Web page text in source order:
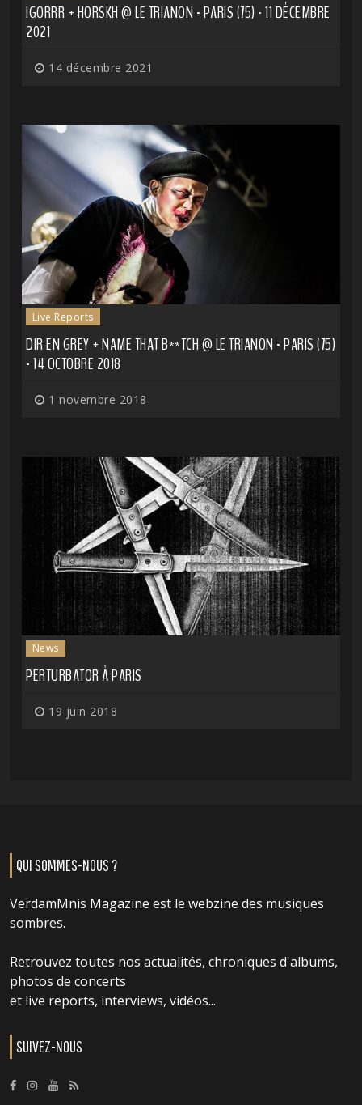
IGORRR + HORSKH @ LE TRIANON - PARIS (75) - 11 DÉCEMBRE
2021
14 décembre 2021
Live Reports
DIR EN GREY + NAME THAT B**TCH @ LE TRIANON - PARIS (75)
- 14 OCTOBRE 2018
1 novembre 2018
News
PERTURBATOR À PARIS
19 juin 2018
QUI SOMMES-NOUS ?
VerdamMnis Magazine est le webzine des musiques
sombres.
Retrouvez toutes nos actualités, chroniques d'albums,
photos de concerts
et live reports, interviews, vidéos...
SUIVEZ-NOUS